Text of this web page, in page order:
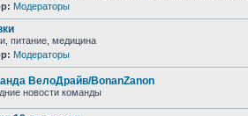
Модераторы
питание, медицина
Модераторы
ВелоДрайв/BonanZanon
новости команды